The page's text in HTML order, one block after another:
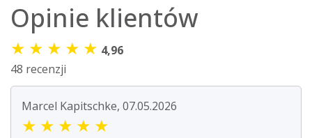
Opinie klientów
★ ★ ★ ★ ★ 4,96
48 recenzji
Marcel Kapitschke, 07.05.2026
★ ★ ★ ★ ★